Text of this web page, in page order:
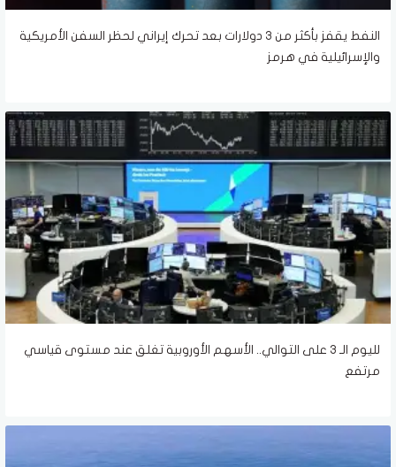
النفط يقفز بأكثر من 3 دولارات بعد تحرك إيراني لحظر السفن الأمريكية
والإسرائيلية في هرمز
لليوم الـ 3 على التوالي.. الأسهم الأوروبية تغلق عند مستوى قياسي
مرتفع